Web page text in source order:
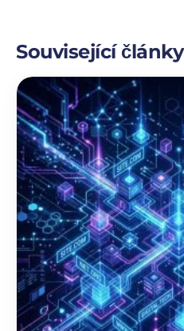
Související články